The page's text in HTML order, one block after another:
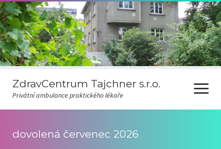
ZdravCentrum Tajchner s.r.o.
Privátní ambulance praktického lékaře
otevřít
menu
dovolená červenec 2026